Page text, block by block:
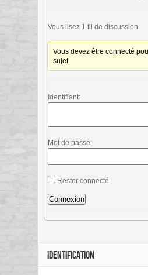
Vous lisez 1 fil de discussion
Vous devez être connecté
sujet.
Identifiant:
Mot de passe:
Rester connecté
Connexion
IDENTIFICATION